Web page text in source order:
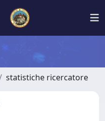
statistiche ricercatore